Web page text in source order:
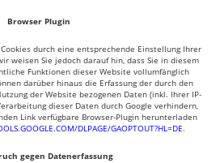
Browser Plugin
durch eine entsprechende Einstellung Ihrer
weisen Sie jedoch darauf hin, dass Sie in diesem
Funktionen dieser Website vollumfänglich
darüber hinaus die Erfassung der durch den
der Website bezogenen Daten (inkl. Ihrer IP-
dieser Daten durch Google verhindern,
Link verfügbare Browser-Plugin herunterladen
DLPAGE/GAOPTOUT?HL=DE.
gegen Datenerfassung